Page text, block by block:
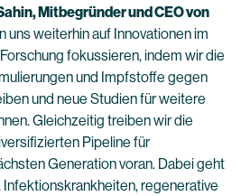
Mitbegründer und CEO von
uns weiterhin auf Innovationen im
fokussieren, indem wir die
und Impfstoffe gegen
und neue Studien für weitere
Gleichzeitig treiben wir die
Pipeline für
Generation voran. Dabei geht
regenerative